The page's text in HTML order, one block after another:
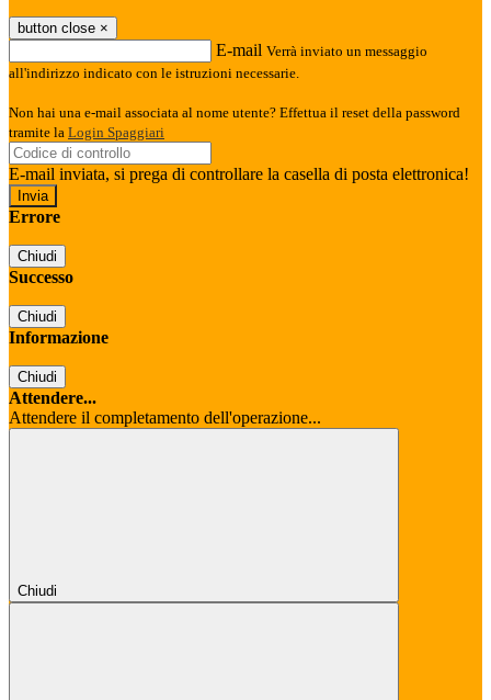
button close ×
E-mail Verrà inviato un messaggio
all'indirizzo indicato con le istruzioni necessarie.
Non hai una e-mail associata al nome utente? Effettua il reset della password
tramite la Login Spaggiari
E-mail inviata, si prega di controllare la casella di posta elettronica!
Errore
Chiudi
Successo
Chiudi
Informazione
Chiudi
Attendere...
Attendere il completamento dell'operazione...
Chiudi